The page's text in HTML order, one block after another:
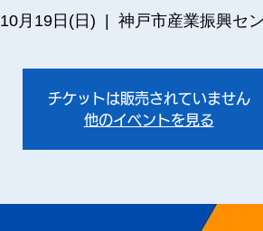
10月19日(日) 神戸市産業振興セ
チケットは販売されていません
他のイベントを見る